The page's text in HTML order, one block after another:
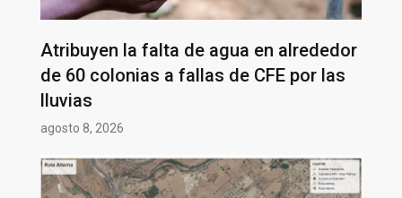
Atribuyen la falta de agua en alrededor
de 60 colonias a fallas de CFE por las
lluvias
agosto 8, 2026